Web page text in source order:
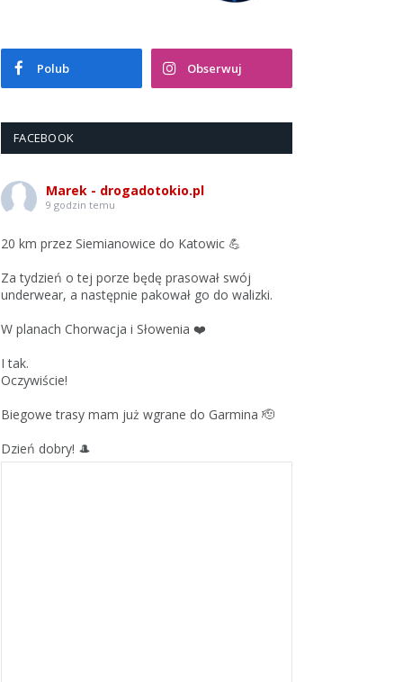
Polub Obserwuj
FACEBOOK
Marek - drogadotokio.pl
9 godzin temu
20 km przez Siemianowice do Katowic 💪
Za tydzień o tej porze będę prasował swój
underwear, a następnie pakował go do walizki.
W planach Chorwacja i Słowenia ❤️
I tak.
Oczywiście!
Biegowe trasy mam już wgrane do Garmina 🫡
Dzień dobry! 🎩